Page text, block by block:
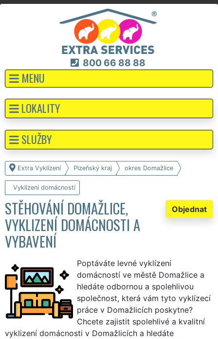
800 66 88 88
MENU
Extra Vyklízení Plzeňský kraj okres Domažlice
Vyklízení domácností
Objednat
STĚHOVÁNÍ DOMAŽLICE,
VYKLIZENÍ DOMÁCNOSTI A
VYBAVENÍ
Poptáváte levné vyklízení
domácností ve městě Domažlice a
hledáte odbornou a spolehlivou
společnost, která vám tyto vyklízecí
práce v Domažlicích poskytne?
Chcete zajistit spolehlivé a kvalitní
vyklizení domácnosti v Domažlicích a hledáte
LOKALITY
SLUŽBY